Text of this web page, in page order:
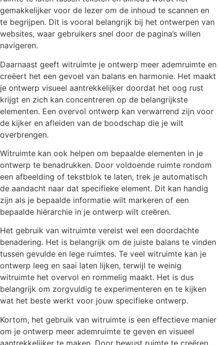
gemakkelijker voor de lezer om de inhoud te scannen en
te begrijpen. Dit is vooral belangrijk bij het ontwerpen van
websites, waar gebruikers snel door de pagina’s willen
navigeren.
Daarnaast geeft witruimte je ontwerp meer ademruimte en
creëert het een gevoel van balans en harmonie. Het maakt
je ontwerp visueel aantrekkelijker doordat het oog rust
krijgt en zich kan concentreren op de belangrijkste
elementen. Een overvol ontwerp kan verwarrend zijn voor
de kijker en afleiden van de boodschap die je wilt
overbrengen.
Witruimte kan ook helpen om bepaalde elementen in je
ontwerp te benadrukken. Door voldoende ruimte rondom
een afbeelding of tekstblok te laten, trek je automatisch
de aandacht naar dat specifieke element. Dit kan handig
zijn als je bepaalde informatie wilt markeren of een
bepaalde hiërarchie in je ontwerp wilt creëren.
Het gebruik van witruimte vereist wel een doordachte
benadering. Het is belangrijk om de juiste balans te vinden
tussen gevulde en lege ruimtes. Te veel witruimte kan je
ontwerp leeg en saai laten lijken, terwijl te weinig
witruimte het overvol en rommelig maakt. Het is dus
belangrijk om zorgvuldig te experimenteren en te kijken
wat het beste werkt voor jouw specifieke ontwerp.
Kortom, het gebruik van witruimte is een effectieve manier
om je ontwerp meer ademruimte te geven en visueel
aantrekkelijker te maken. Door bewust ruimte te creëren